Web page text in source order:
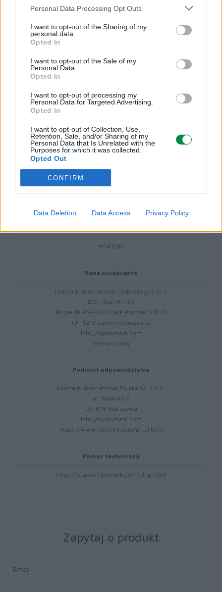
Personal Data Processing Opt Outs
I want to opt-out of the Sharing of my
personal data.
Opted In
I want to opt-out of the Sale of my
Personal Data.
Opted In
I want to opt-out of processing my
Personal Data for Targeted Advertising.
Opted In
I want to opt-out of Collection, Use,
Retention, Sale, and/or Sharing of my
Personal Data that Is Unrelated with the
Purposes for which it was collected.
Opted Out
CONFIRM
Data Deletion Data Access Privacy Policy
850 arkuszy, a opcjonalna kaseta z tonerem o wydajności 10
000 stron zmniejsza przestoje związane z wymianą
Szybkie drukowanie
Dwurdzeniowy procesor 800 MHz i 128 MB pamięci z
łatwością poradzą sobie ze złożonymi dokumentami.
Informacje handlowe
MS415dn
Dane producenta
Lexmark International Technology S.a.r.l.
ICC - Bloc A - 20
Route de Pre-Bois Case Postale 508 15
CH-1215 Geneve Szwajcaria
info_pl@lexmark.com
lexmark.com
Podmiot odpowiedzialny
Lexmark International Polska Sp. z o.o.
ul. Wołoska 5
02-675 Warszawa
info_pl@lexmark.com
https://www.lexmark.com/pl_pl.html
Pomoc techniczna
https://support.lexmark.com/pl_pl.html
Zapytaj o produkt